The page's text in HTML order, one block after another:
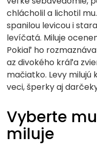
chlácholil a lichotil
spanilou levicou i
levíčatá. Miluje
Pokiaľ ho
az divokého kráľa
mačiatko. Levy milujú
veci, šperky aj
Vyberte
miluje